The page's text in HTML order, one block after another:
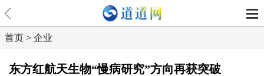
首页 > 企业
东方红航天生物“慢病研究”方向再获突破